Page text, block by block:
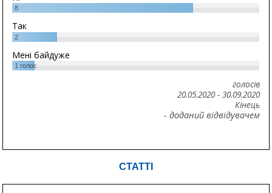
8
Так
2
Мені байдуже
1 голос
голосів
20.05.2020- 30.09.2020
Кінець
- доданий відвідувачем
СТАТТІ